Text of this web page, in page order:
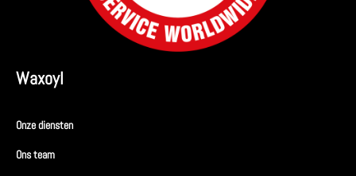
Waxoyl
Onze diensten
Ons team